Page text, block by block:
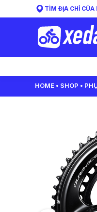
TÌM ĐỊA CHỈ CỬA
HOME SHOP